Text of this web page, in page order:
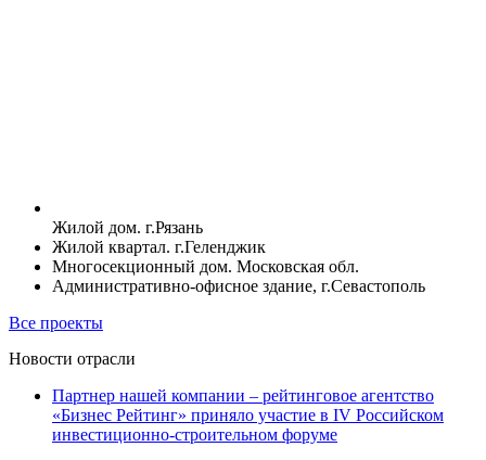
Жилой дом. г.Рязань
Жилой квартал. г.Геленджик
Многосекционный дом. Московская обл.
Административно-офисное здание, г.Севастополь
Все проекты
Новости отрасли
Партнер нашей компании – рейтинговое агентство
«Бизнес Рейтинг» приняло участие в IV Российском
инвестиционно-строительном форуме